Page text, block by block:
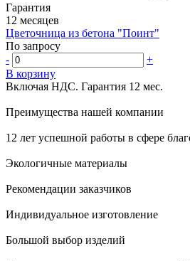
Гарантия
12 месяцев
Цветочница из бетона "Поинт"
По запросу
-
+
В корзину
Включая НДС. Гарантия 12 мес.
Преимущества нашей компании
12 лет успешной работы в сфере
Экологичные материалы
Рекомендации заказчиков
Индивидуальное изготовление
Большой выбор изделий